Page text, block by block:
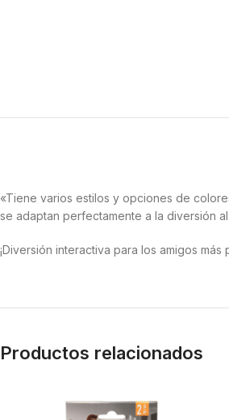
«Tiene varios estilos y opciones de
se adaptan perfectamente a la diversión
¡Diversión interactiva para los amigos más
Productos relacionados